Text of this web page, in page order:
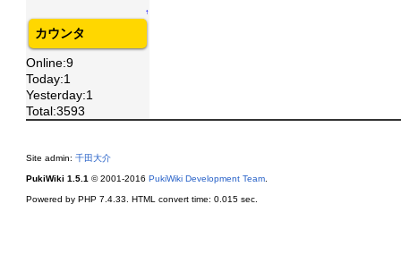
↑
カウンタ
Online:9
Today:1
Yesterday:1
Total:3593
Site admin: 千田大介
PukiWiki 1.5.1 © 2001-2016 PukiWiki Development Team.
Powered by PHP 7.4.33. HTML convert time: 0.015 sec.